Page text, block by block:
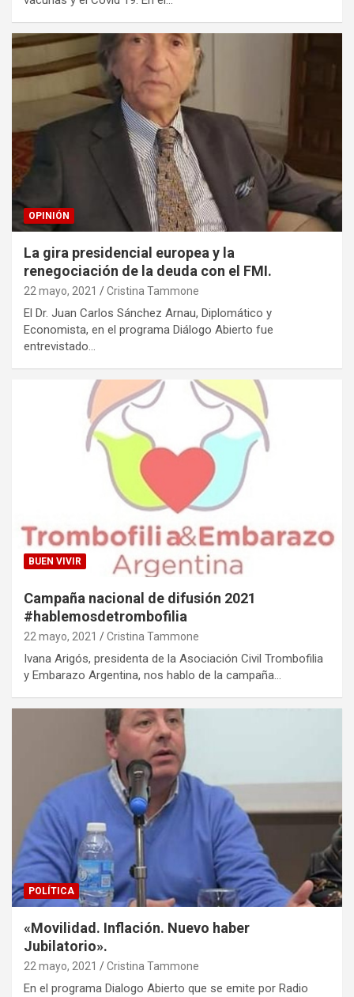
OPINIÓN
La gira presidencial europea y la
renegociación de la deuda con el FMI.
22 mayo, 2021 Cristina Tammone
El Dr. Juan Carlos Sánchez Arnau, Diplomático y
Economista, en el programa Diálogo Abierto fue
entrevistado…
BUEN VIVIR
Campaña nacional de difusión 2021
#hablemosdetrombofilia
22 mayo, 2021 Cristina Tammone
Ivana Arigós, presidenta de la Asociación Civil Trombofilia
y Embarazo Argentina, nos hablo de la campaña…
POLÍTICA
«Movilidad. Inflación. Nuevo haber
Jubilatorio».
22 mayo, 2021 Cristina Tammone
En el programa Dialogo Abierto que se emite por Radio